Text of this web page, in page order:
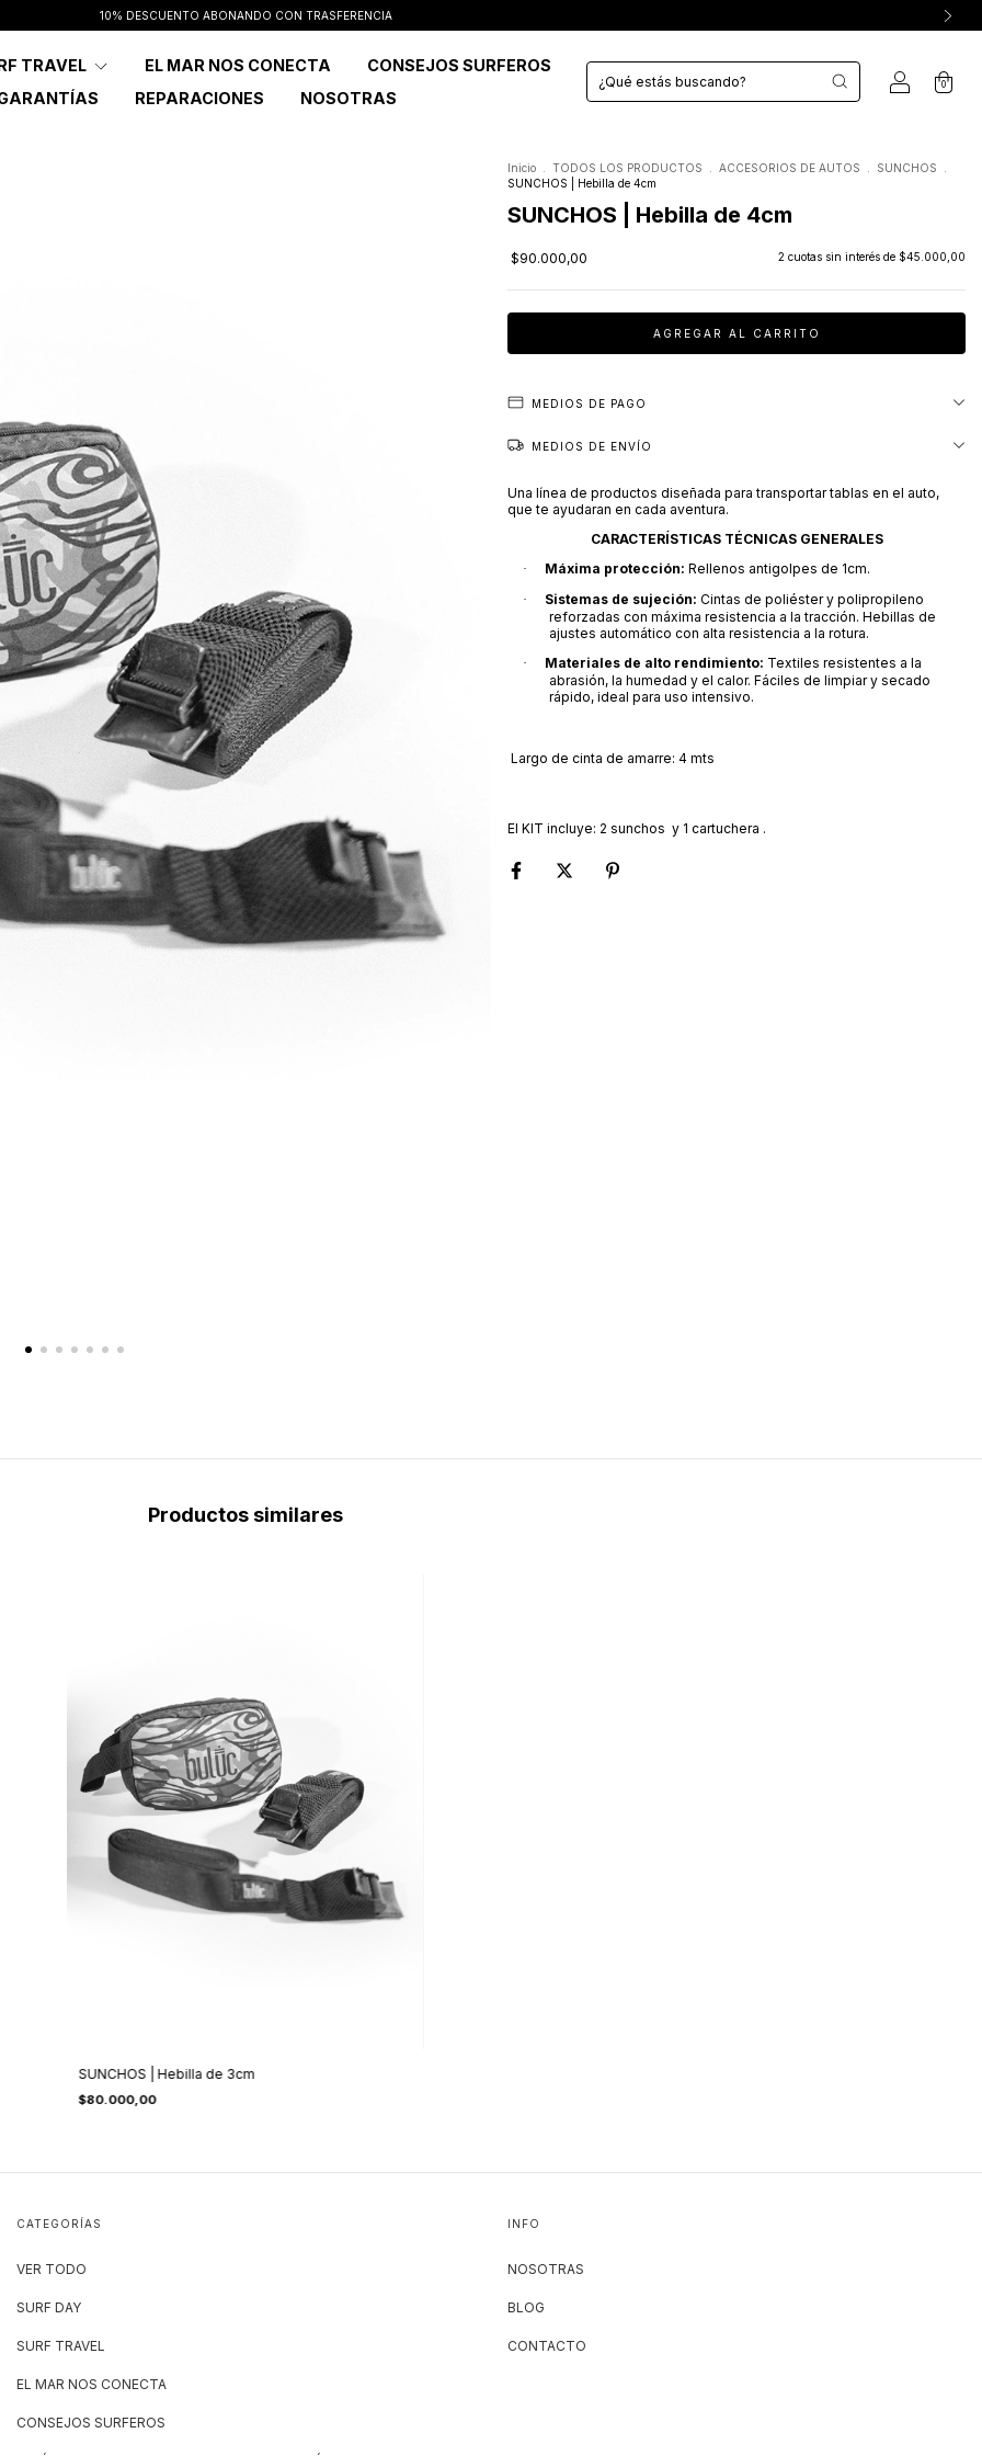
10% DESCUENTO ABONANDO CON TRASFERENCIA
TRAVEL EL MAR NOS CONECTA
CONSEJOS SURFEROS
REPARACIONES NOSOTRAS
0
Inicio TODOS LOS PRODUCTOS ACCESORIOS DE AUTOS SUNCHOS
SUNCHOS | Hebilla de 4cm
SUNCHOS | Hebilla de 4cm
$90.000,00 2 cuotas sin interés de $45.000,00
MEDIOS DE PAGO
MEDIOS DE ENVÍO
Una línea de productos diseñada para transportar tablas en el auto,
que te ayudaran en cada aventura.
CARACTERÍSTICAS TÉCNICAS GENERALES
· Máxima protección: Rellenos antigolpes de 1cm.
· Sistemas de sujeción: Cintas de poliéster y polipropileno
reforzadas con máxima resistencia a la tracción. Hebillas de
ajustes automático con alta resistencia a la rotura.
· Materiales de alto rendimiento: Textiles resistentes a la
abrasión, la humedad y el calor. Fáciles de limpiar y secado
rápido, ideal para uso intensivo.
Largo de cinta de amarre: 4 mts
El KIT incluye: 2 sunchos y 1 cartuchera .
Productos similares
SUNCHOS | Hebilla de 3cm
$80.000,00
CATEGORÍAS
VER TODO
SURF DAY
SURF TRAVEL
EL MAR NOS CONECTA
CONSEJOS SURFEROS
INFO
NOSOTRAS
BLOG
CONTACTO